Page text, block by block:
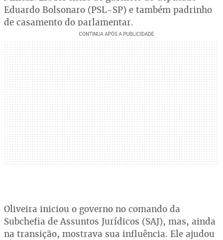
Eduardo Bolsonaro (PSL-SP) e também padrinho
de casamento do parlamentar.
Oliveira iniciou o governo no comando da
Subchefia de Assuntos Jurídicos (SAJ), mas, ainda
na transição, mostrava sua influência. Ele ajudou